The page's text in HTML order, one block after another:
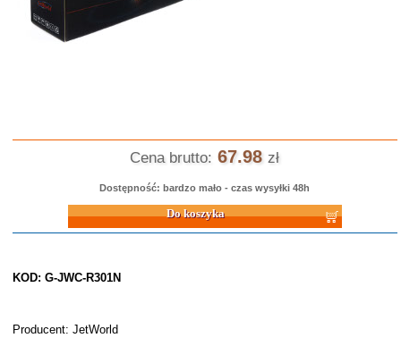
Cena brutto: 67.98 zł
Dostępność: bardzo mało - czas wysyłki 48h
Do koszyka
KOD: G-JWC-R301N
Producent: JetWorld